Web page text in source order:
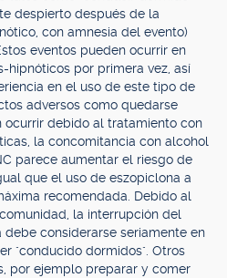
despierto después de la
con amnesia del evento)
eventos pueden ocurrir en
hipnóticos por primera vez, así
en el uso de este tipo de
adversos como quedarse
debido al tratamiento con
la concomitancia con alcohol
parece aumentar el riesgo de
que el uso de eszopiclona a
recomendada. Debido al
la interrupción del
considerarse seriamente en
"conducido dormidos". Otros
por ejemplo preparar y comer